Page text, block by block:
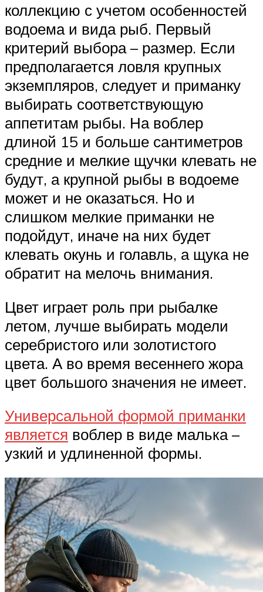
коллекцию с учетом особенностей
водоема и вида рыб. Первый
критерий выбора – размер. Если
предполагается ловля крупных
экземпляров, следует и приманку
выбирать соответствующую
аппетитам рыбы. На воблер
длиной 15 и больше сантиметров
средние и мелкие щучки клевать не
будут, а крупной рыбы в водоеме
может и не оказаться. Но и
слишком мелкие приманки не
подойдут, иначе на них будет
клевать окунь и голавль, а щука не
обратит на мелочь внимания.
Цвет играет роль при рыбалке
летом, лучше выбирать модели
серебристого или золотистого
цвета. А во время весеннего жора
цвет большого значения не имеет.
Универсальной формой приманки
является воблер в виде малька –
узкий и удлиненной формы.